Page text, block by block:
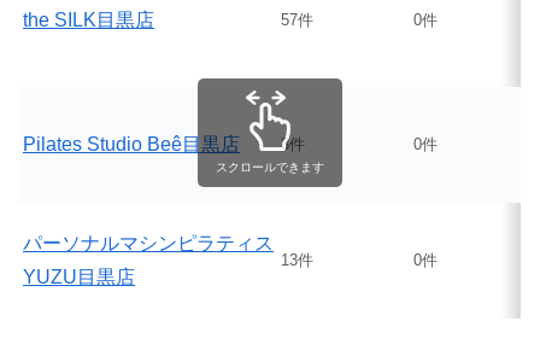
the SILK目黒店 57件 0件
Pilates Studio Beê目黒店 3件 0件
パーソナルマシンピラティス
YUZU目黒店
13件 0件
スクロールできます